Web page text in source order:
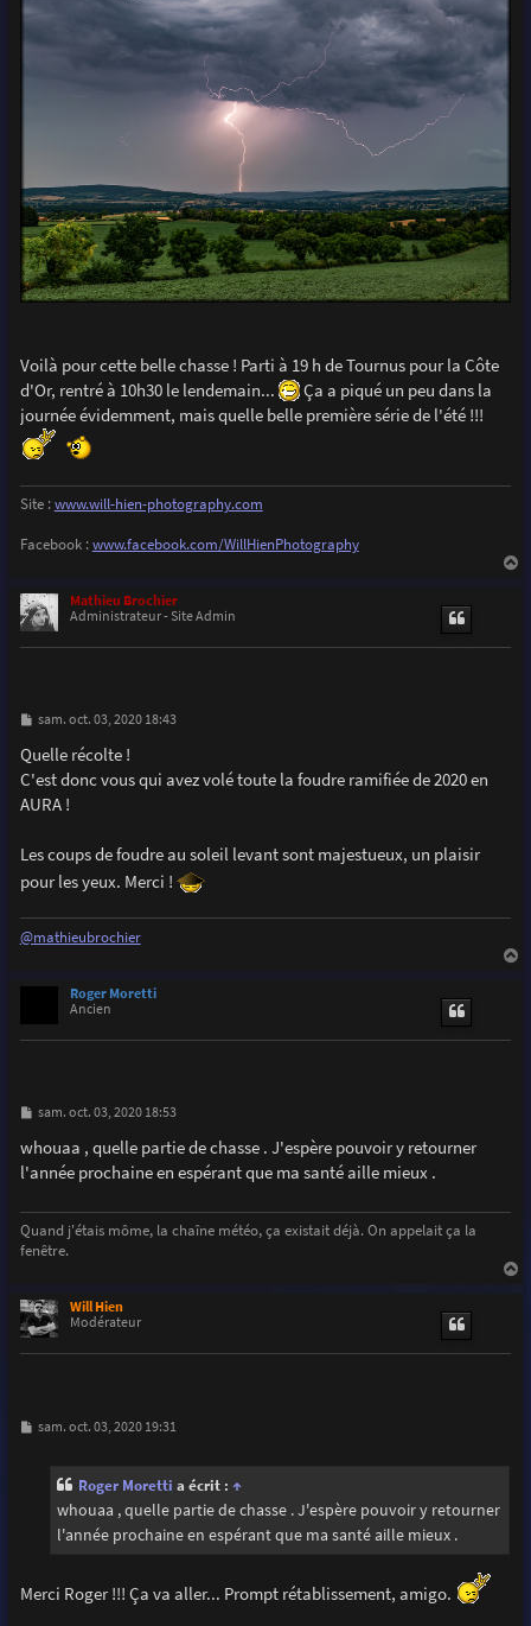
Voilà pour cette belle chasse ! Parti à 19 h de Tournus pour la Côte
d'Or, rentré à 10h30 le lendemain...
Ça a piqué un peu dans la
journée évidemment, mais quelle belle première série de l'été !!!
Site :www.will-hien-photography.com
Facebook :www.facebook.com/WillHienPhotography
Mathieu Brochier
Administrateur - Site Admin
M
s
s
a
g
e
sam. oct. 03, 2020 18:43
Quelle récolte !
C'est donc vous qui avez volé toute la foudre ramifiée de 2020 en
AURA !
Les coups de foudre au soleil levant sont majestueux, un plaisir
pour les yeux. Merci !
@mathieubrochier
Roger Moretti
Ancien
M
s
s
a
sam. oct. 03, 2020 18:53
whouaa , quelle partie de chasse . J'espère pouvoir y retourner
l'année prochaine en espérant que ma santé aille mieux .
Quand j'étais môme, la chaîne météo, ça existait déjà. On appelait ça la
fenêtre.
Will Hien
Modérateur
M
sam. oct. 03, 2020 19:31
Roger Moretti a écrit : ↑
whouaa , quelle partie de chasse . J'espère pouvoir y retourner
l'année prochaine en espérant que ma santé aille mieux .
Merci Roger !!! Ça va aller... Prompt rétablissement, amigo.